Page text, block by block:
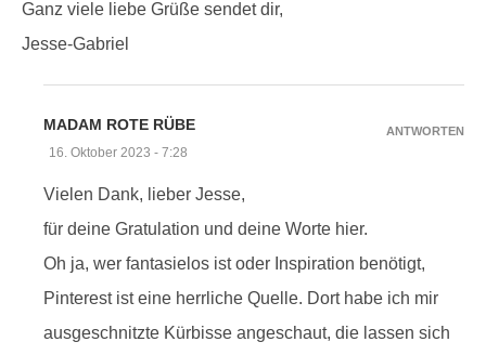
Ganz viele liebe Grüße sendet dir,
Jesse-Gabriel
MADAM ROTE RÜBE
16. Oktober 2023 - 7:28
Vielen Dank, lieber Jesse,
für deine Gratulation und deine Worte hier.
Oh ja, wer fantasielos ist oder Inspiration benötigt,
Pinterest ist eine herrliche Quelle. Dort habe ich mir
ausgeschnitzte Kürbisse angeschaut, die lassen sich
ANTWORTEN